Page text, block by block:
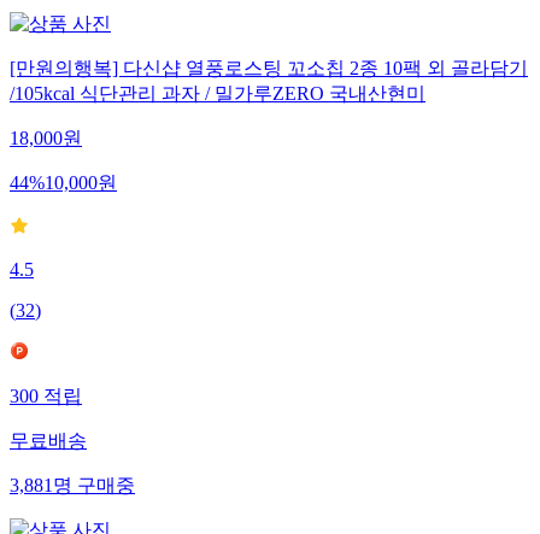
[만원의행복] 다신샵 열풍로스팅 꼬소칩 2종 10팩 외 골라담기
/105kcal 식단관리 과자 / 밀가루ZERO 국내산현미
18,000원
44%10,000원
4.5
(32)
300 적립
무료배송
3,881 명 구매중